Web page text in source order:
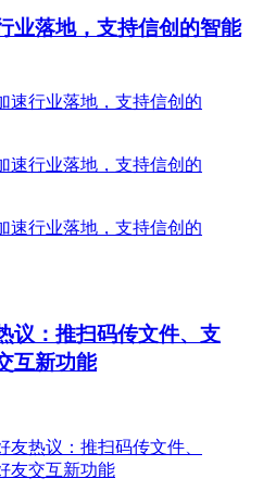
业落地，支持信创的智能
议：推扫码传文件、支
互新功能